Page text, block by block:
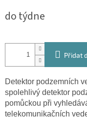
cena:
do týdne
Přidat
Detektor podzemních
spolehlivý detektor
pomůckou při
telekomunikačních